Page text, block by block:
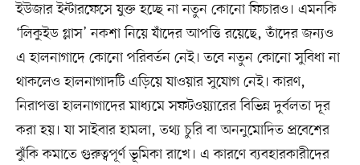
ইউজার ইন্টারফেসে যুক্ত হচ্ছে না নতুন কোনো ফিচারও। এমনকি
‘লিকুইড গ্লাস’ নকশা নিয়ে যাঁদের আপত্তি রয়েছে, তাঁদের জন্যও
এ হালনাগাদে কোনো পরিবর্তন নেই। তবে নতুন কোনো সুবিধা না
থাকলেও হালনাগাদটি এড়িয়ে যাওয়ার সুযোগ নেই। কারণ,
নিরাপত্তা হালনাগাদের মাধ্যমে সফটওয়্যারের বিভিন্ন দুর্বলতা দূর
করা হয়। যা সাইবার হামলা, তথ্য চুরি বা অননুমোদিত প্রবেশের
ঝুঁকি কমাতে গুরুত্বপূর্ণ ভূমিকা রাখে। এ কারণে ব্যবহারকারীদের